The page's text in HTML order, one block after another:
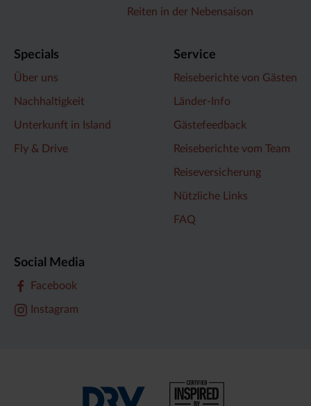
Reiten in der Nebensaison
Specials
Über uns
Nachhaltigkeit
Unterkunft in Island
Fly & Drive
Service
Reiseberichte von Gästen
Länder-Info
Gästefeedback
Reiseberichte vom Team
Reiseversicherung
Nützliche Links
FAQ
Social Media
Facebook
Instagram